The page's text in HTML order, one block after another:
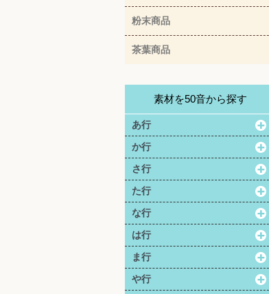
粉末商品
茶葉商品
素材を50音から探す
あ行
か行
さ行
た行
な行
は行
ま行
や行